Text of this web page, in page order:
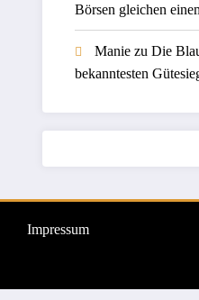
Börsen gleichen
Maniezu Die
bekanntesten
Impressum